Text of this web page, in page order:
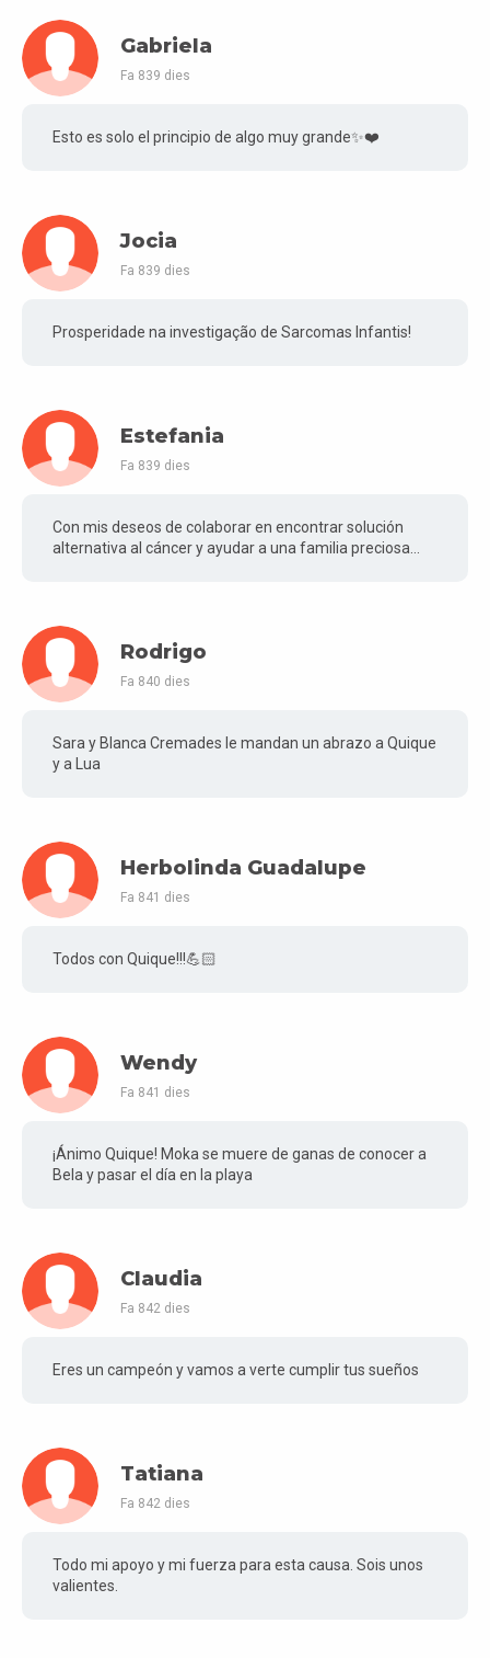
Gabriela
Fa 839 dies
Esto es solo el principio de algo muy grande✨❤️
Jocia
Fa 839 dies
Prosperidade na investigação de Sarcomas Infantis!
Estefania
Fa 839 dies
Con mis deseos de colaborar en encontrar solución
alternativa al cáncer y ayudar a una familia preciosa…
Rodrigo
Fa 840 dies
Sara y Blanca Cremades le mandan un abrazo a Quique
y a Lua
Herbolinda Guadalupe
Fa 841 dies
Todos con Quique!!!💪🏻
Wendy
Fa 841 dies
¡Ánimo Quique! Moka se muere de ganas de conocer a
Bela y pasar el día en la playa
Claudia
Fa 842 dies
Eres un campeón y vamos a verte cumplir tus sueños
Tatiana
Fa 842 dies
Todo mi apoyo y mi fuerza para esta causa. Sois unos
valientes.